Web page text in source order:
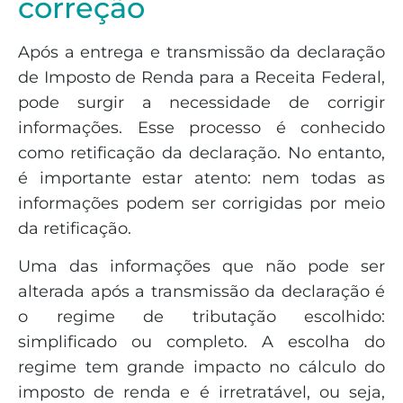
correção
Após a entrega e transmissão da declaração
de Imposto de Renda para a Receita Federal,
pode surgir a necessidade de corrigir
informações. Esse processo é conhecido
como retificação da declaração. No entanto,
é importante estar atento: nem todas as
informações podem ser corrigidas por meio
da retificação.
Uma das informações que não pode ser
alterada após a transmissão da declaração é
o regime de tributação escolhido:
simplificado ou completo. A escolha do
regime tem grande impacto no cálculo do
imposto de renda e é irretratável, ou seja,